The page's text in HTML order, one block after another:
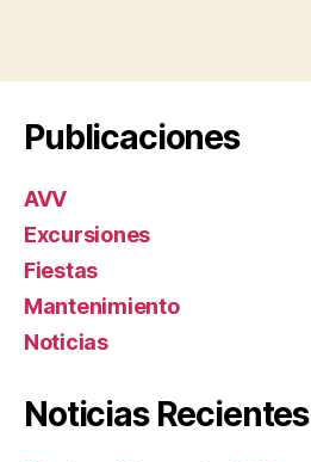
Publicaciones
AVV
Excursiones
Fiestas
Mantenimiento
Noticias
Noticias Recientes